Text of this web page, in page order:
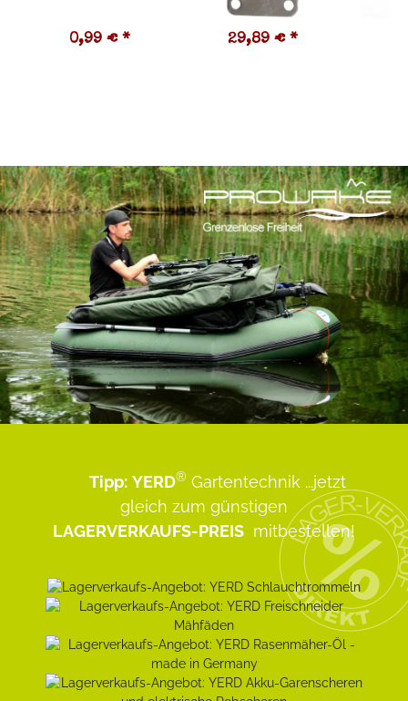
0,99 € * 29,89 € *
Tipp: YERD® Gartentechnik ...jetzt
gleich zum günstigen
LAGERVERKAUFS-PREIS mitbestellen!